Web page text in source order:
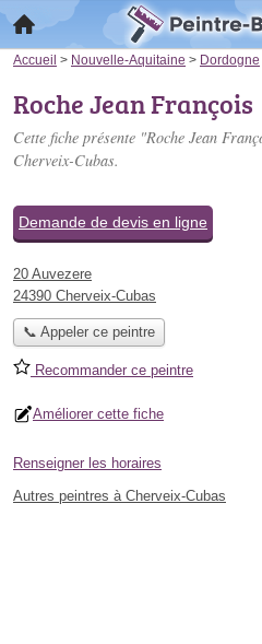
Accueil > Nouvelle-Aquitaine > Dordogne
Roche Jean François
Cette fiche présente "Roche Jean
Cherveix-Cubas.
Demande de devis en ligne
20 Auvezere
24390 Cherveix-Cubas
📞 Appeler ce peintre
Recommander ce peintre
Améliorer cette fiche
Renseigner les horaires
Autres peintres à Cherveix-Cubas